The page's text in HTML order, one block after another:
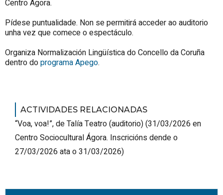
Centro Ágora.
Pídese puntualidade. Non se permitirá acceder ao auditorio
unha vez que comece o espectáculo.
Organiza Normalización Lingüística do Concello da Coruña
dentro doprograma Apego.
ACTIVIDADES RELACIONADAS
“Voa, voa!”, de Talía Teatro (auditorio)(31/03/2026 en
Centro Sociocultural Ágora. Inscricións dende o
27/03/2026 ata o 31/03/2026)